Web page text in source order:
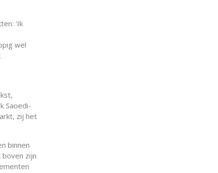
'Ik
wel
Saoedi-
zij het
binnen
zijn